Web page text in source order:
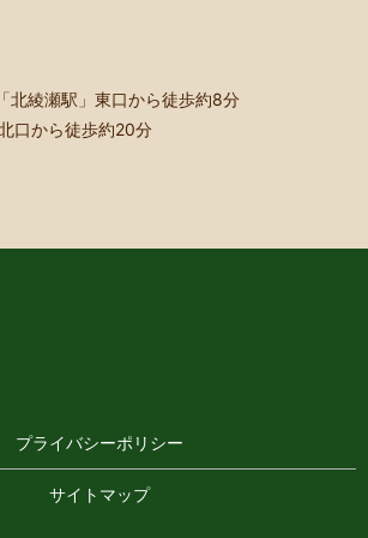
北綾瀬駅」東口から徒歩約8分
口から徒歩約20分
プライバシーポリシー
サイトマップ